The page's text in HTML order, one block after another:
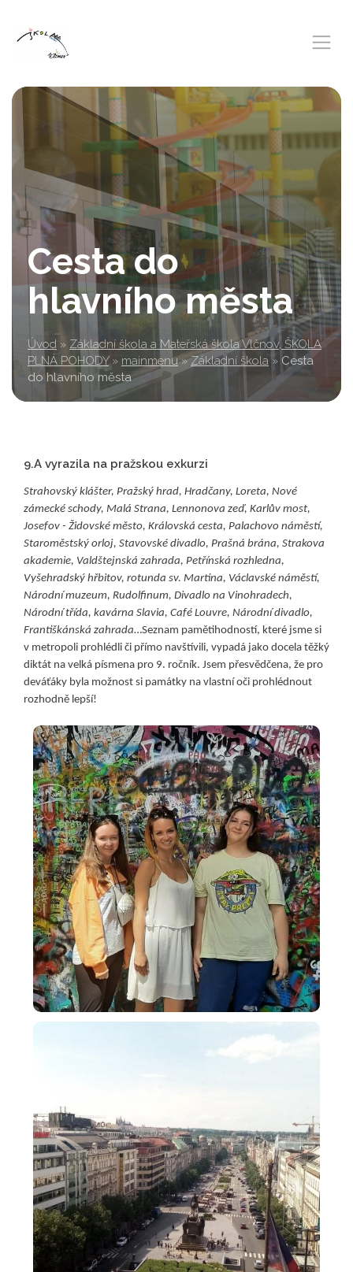
Cesta do
hlavního města
Úvod » Základní škola a Mateřská škola Vlčnov, ŠKOLA
PLNÁ POHODY » mainmenu » Základní škola » Cesta
do hlavního města
9.A vyrazila na pražskou exkurzi
Strahovský klášter, Pražský hrad, Hradčany, Loreta, Nové
zámecké schody, Malá Strana, Lennonova zeď, Karlův most,
Josefov - Židovské město, Královská cesta, Palachovo náměstí,
Staroměstský orloj, Stavovské divadlo, Prašná brána, Strakova
akademie, Valdštejnská zahrada, Petřínská rozhledna,
Vyšehradský hřbitov, rotunda sv. Martina, Václavské náměstí,
Národní muzeum, Rudolfinum, Divadlo na Vinohradech,
Národní třída, kavárna Slavia, Café Louvre, Národní divadlo,
Františkánská zahrada…Seznam pamětihodností, které jsme si
v metropoli prohlédli či přímo navštívili, vypadá jako docela těžký
diktát na velká písmena pro 9. ročník. Jsem přesvědčena, že pro
deváťáky byla možnost si památky na vlastní oči prohlédnout
rozhodně lepší!